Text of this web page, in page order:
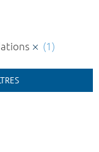
(1)